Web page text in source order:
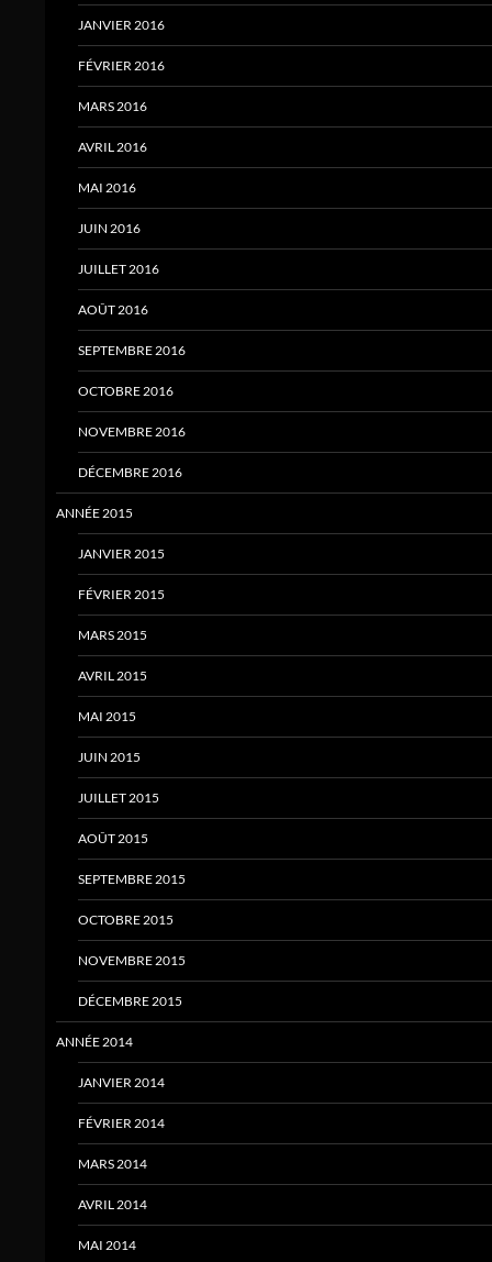
JANVIER 2016
FÉVRIER 2016
MARS 2016
AVRIL 2016
MAI 2016
JUIN 2016
JUILLET 2016
AOÛT 2016
SEPTEMBRE 2016
OCTOBRE 2016
NOVEMBRE 2016
DÉCEMBRE 2016
ANNÉE 2015
JANVIER 2015
FÉVRIER 2015
MARS 2015
AVRIL 2015
MAI 2015
JUIN 2015
JUILLET 2015
AOÛT 2015
SEPTEMBRE 2015
OCTOBRE 2015
NOVEMBRE 2015
DÉCEMBRE 2015
ANNÉE 2014
JANVIER 2014
FÉVRIER 2014
MARS 2014
AVRIL 2014
MAI 2014